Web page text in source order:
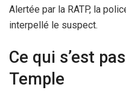
Alertée par la RATP, la
interpellé le suspect.
Ce qui s’est
Temple